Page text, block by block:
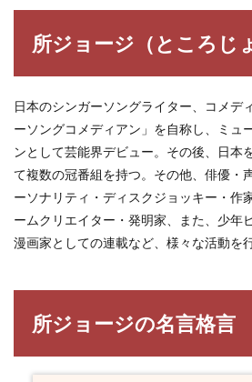
所ジョージ（ところじ
日本のシンガーソングライター、コメデ
ーソングコメディアン」を自称し、ミュ
ンとして芸能界デビュー。その後、日本
て複数の冠番組を持つ。その他、俳優・
ーソナリティ・ディスクジョッキー・作
ームクリエイター・発明家、また、少年
漫画家としての連載など、様々な活動を
所ジョージの名言格言